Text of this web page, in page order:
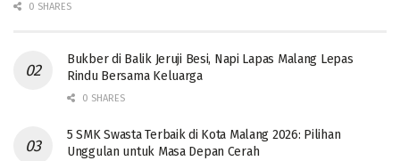
0 SHARES
Bukber di Balik Jeruji Besi, Napi Lapas Malang Lepas
Rindu Bersama Keluarga
0 SHARES
5 SMK Swasta Terbaik di Kota Malang 2026: Pilihan
Unggulan untuk Masa Depan Cerah